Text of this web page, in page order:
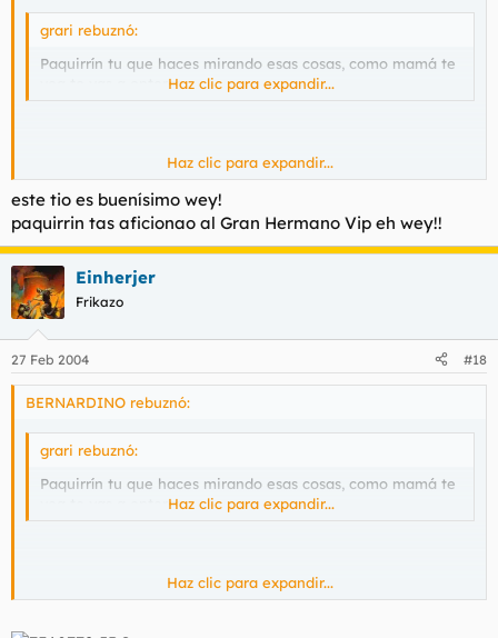
grari rebuznó:
Paquirrín tu que haces mirando esas cosas, como mamá te
vea te vas a enterar.Haz clic para expandir...
Chale, me persigues por todo el foro diciendome que mi mama
me va a regañar......No mames wey !
Haz clic para expandir...
este tio es buenísimo wey!
paquirrin tas aficionao al Gran Hermano Vip eh wey!!
Einherjer
Frikazo
27 Feb 2004 #18
BERNARDINO rebuznó:
grari rebuznó:
Paquirrín tu que haces mirando esas cosas, como mamá te
vea te vas a enterar.Haz clic para expandir...
Chale, me persigues por todo el foro diciendome que mi mama
Haz clic para expandir...